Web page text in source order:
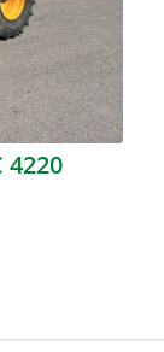
4220